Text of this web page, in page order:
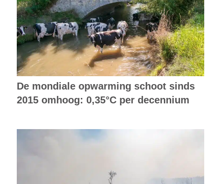
De mondiale opwarming schoot sinds
2015 omhoog: 0,35°C per decennium